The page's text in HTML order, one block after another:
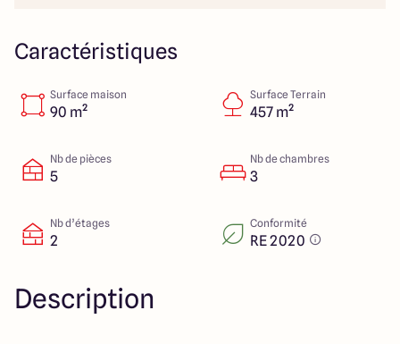
4.7 4.7
Caractéristiques
Surface maison
90 m²
Surface Terrain
457 m²
Nb de pièces
5
Nb de chambres
3
Nb d’étages
2
Conformité
RE 2020
Description